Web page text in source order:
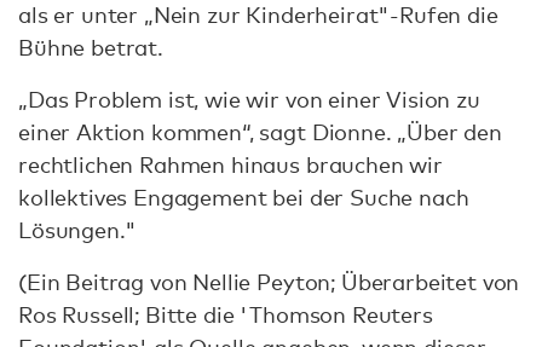
als er unter „Nein zur Kinderheirat"-Rufen die
Bühne betrat.
„Das Problem ist, wie wir von einer Vision zu
einer Aktion kommen“, sagt Dionne. „Über den
rechtlichen Rahmen hinaus brauchen wir
kollektives Engagement bei der Suche nach
Lösungen."
(Ein Beitrag von Nellie Peyton; Überarbeitet von
Ros Russell; Bitte die 'Thomson Reuters